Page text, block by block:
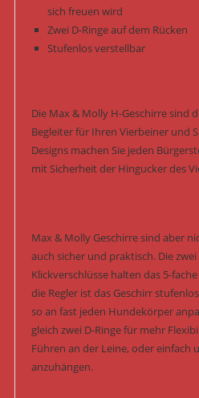
sich freuen wird
Zwei D-Ringe auf dem Rücken
Stufenlos verstellbar
Die Max & Molly H-Geschirre sind
Begleiter für Ihren Vierbeiner und
Designs machen Sie jeden
mit Sicherheit der Hingucker des
Max & Molly Geschirre sind aber
auch sicher und praktisch. Die
Klickverschlüsse halten das 5-
die Regler ist das Geschirr
so an fast jeden Hundekörper
gleich zwei D-Ringe für mehr
Führen an der Leine, oder einfach
anzuhängen.